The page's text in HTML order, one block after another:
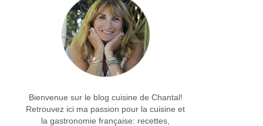
Bienvenue sur le blog cuisine de Chantal!
Retrouvez ici ma passion pour la cuisine et
la gastronomie française: recettes,